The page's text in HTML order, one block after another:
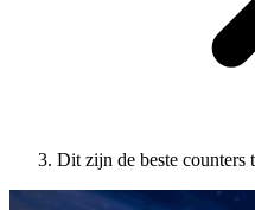
Dit zijn de beste